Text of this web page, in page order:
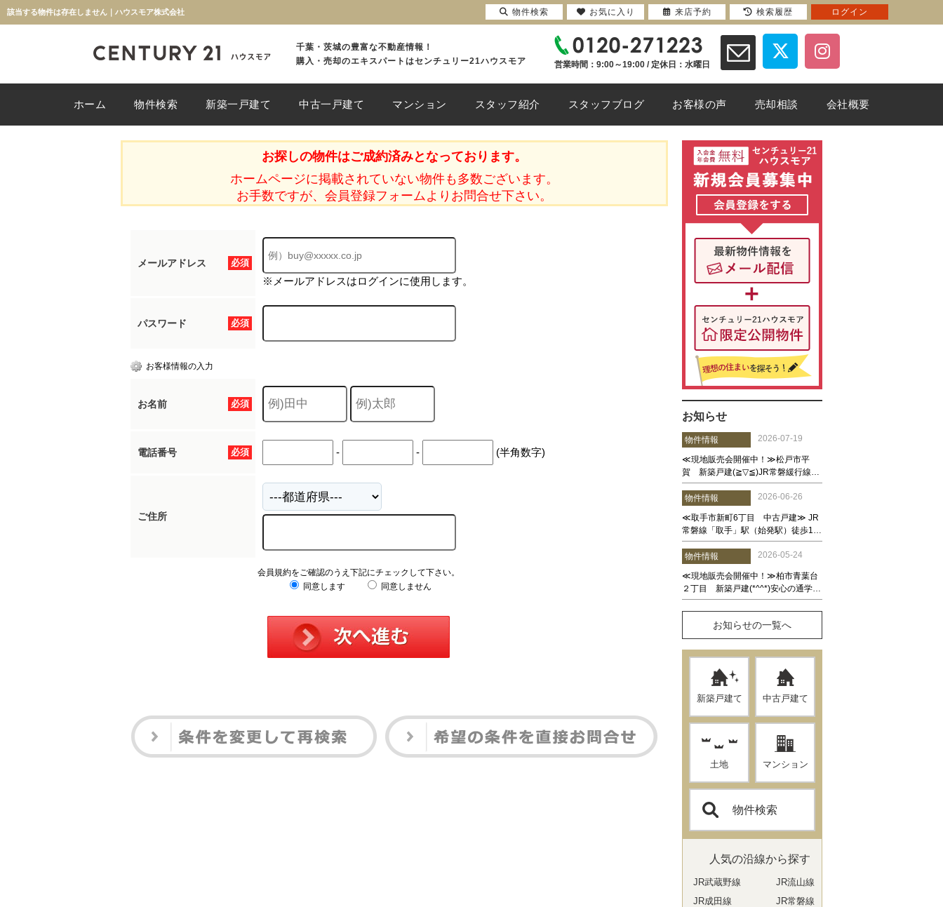
該当する物件は存在しません｜ハウスモア株式会社
千葉・茨城の豊富な不動産情報！
購入・売却のエキスパートはセンチュリー21ハウスモア
営業時間：9:00～19:00 / 定休日：水曜日
ホーム 物件検索 新築一戸建て 中古一戸建て マンション スタッフ紹介 スタッフブログ お客様の声 売却相談 会社概要
お探しの物件はご成約済みとなっております。
ホームページに掲載されていない物件も多数ございます。
お手数ですが、会員登録フォームよりお問合せ下さい。
必須
メールアドレス
※メールアドレスはログインに使用します。
必須
パスワード
お客様情報の入力
必須
お名前
必須
電話番号 - - (半角数字)
ご住所
会員規約をご確認のうえ下記にチェックして下さい。
同意します
同意しません
お知らせ
お知らせの一覧へ
新築戸建て 中古戸建て
土地 マンション
物件検索
人気の沿線から探す
JR武蔵野線
JR流山線
JR成田線
JR常磐線
物件検索 お気に入り 来店予約 検索履歴 ログイン